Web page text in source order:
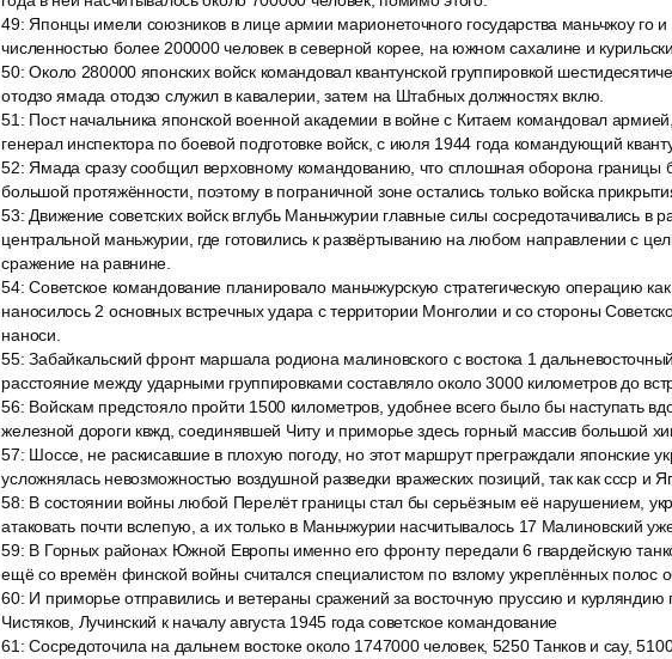
49: Японцы имели союзников в лице армии марионеточного государства маньчжоу го
численностью более 200000 человек в северной корее, на южном сахалине и
50:Около 280000 японских войск командовал квантунской группировкой
отодзо ямада отодзо служил в кавалерии, затем на Штабных должностях вклю.
51 : Пост начальника японской военной академии в войне с Китаем командовал
генерал инспектора по боевой подготовке войск, с июля 1944 года командующий
52: Ямада сразу сообщил верховному командованию, что сплошная оборона границы
большой протяжённости, поэтому в пограничной зоне остались только войска
53: Движение советских войск вглубь Маньчжурии главные силы сосредотачивались в
центральной маньжурии, где готовились к развёртыванию на любом направлении с
сражение на равнине.
54:Советское командование планировало маньчжурскую стратегическую операцию
наносилось 2 основных встречных удара с территории Монголии и со стороны
наноси.
55:Забайкальский фронт маршала родиона малиновского с востока 1
расстояние между ударными группировками составляло около 3000 километров до
56: Войскам предстояло пройти 1500 километров, удобнее всего было бы наступать
железной дороги квжд, соединявшей Читу и приморье здесь горный массив большой
57: Шоссе, не раскисавшие в плохую погоду, но этот маршрут преграждали японские
усложнялась невозможностью воздушной разведки вражеских позиций, так как ссср и
58: В состоянии войны любой Перелёт границы стал бы серьёзным её нарушением,
атаковать почти вслепую, а их только в Маньчжурии насчитывалось 17 Малиновский
59: В Горных районах Южной Европы именно его фронту передали 6 гвардейскую
ещё со времён финской войны считался специалистом по взлому укреплённых полос
60: И приморье отправились и ветераны сражений за восточную пруссию и курляндию
Чистяков, Лучинский к началу августа 1945 года советское командование
61 :Сосредоточила на дальнем востоке около 1747000 человек, 5250 Танков и сау,